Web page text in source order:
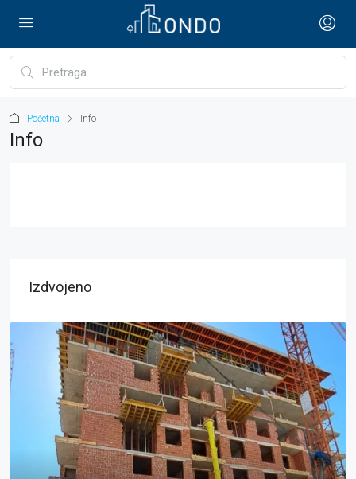
Početna Info
Info
Izdvojeno